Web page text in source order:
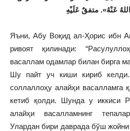
عَنْهُ». متفقٌ عَلَيْهِ
Яъни, Абу Воқид ал-Ҳорис ибн
ривоят қилинади:
васаллам одамлар билан бирга
Шу пайт уч киши кириб келди.
соллаллоҳу алайҳи васалламга
кетиб қолди. Шунда у иккиси
алайҳи васалламнинг
Улардан бири даврада бўш жойни